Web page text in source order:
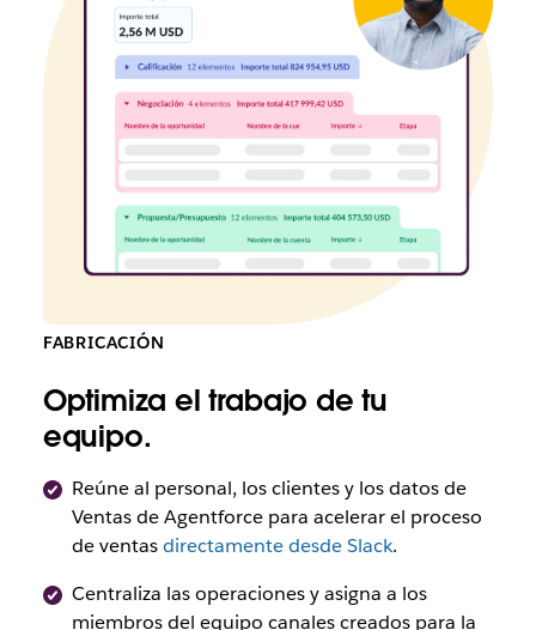
FABRICACIÓN
Optimiza el trabajo de tu
equipo.
Reúne al personal, los clientes y los datos de
Ventas de Agentforce para acelerar el proceso
de ventasdirectamente desde Slack.
Centraliza las operaciones y asigna a los
miembros del equipo canales creados para la